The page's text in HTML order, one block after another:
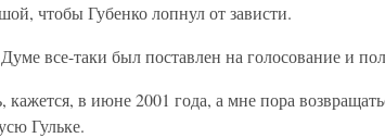
чтобы Губенко лопнул от зависти.
все-таки был поставлен на голосование и
кажется, в июне 2001 года, а мне пора
Гульке.